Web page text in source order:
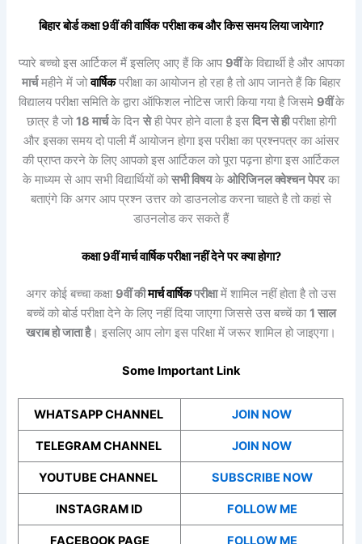
बिहार बोर्ड कक्षा 9वीं कीवार्षिक परीक्षा कब और किस समय लिया जायेगा?
प्यारे बच्चो इस आर्टिकल मैं इसलिए आए हैं कि आप 9वींके विद्यार्थी है और आपका
मार्चमहीने में जोवार्षिकपरीक्षा का आयोजन हो रहा है तो आप जानते हैं कि बिहार
विद्यालय परीक्षा समिति के द्वारा ऑफिशल नोटिस जारी किया गया है जिसमे 9वींके
छात्र है जो18 मार्चके दिन सेही पेपर होने वाला है इस दिनसेहीपरीक्षा होगी
और इसका समय दो पाली मैं आयोजन होगा इस परीक्षा का प्रश्नपत्र का आंसर
की प्राप्त करने के लिए आपको इस आर्टिकल को पूरा पढ़ना होगा इस आर्टिकल
के माध्यम से आप सभी विद्यार्थियों कोसभी विषयकेओरिजिनल क्वेश्चन पेपरका
बताएंगे कि अगर आप प्रश्न उत्तर को डाउनलोड करना चाहते है तो कहां से
डाउनलोड कर सकते हैं
कक्षा 9वींमार्चवार्षिकपरीक्षा नहीं देने पर क्या होगा?
अगर कोई बच्चा कक्षा 9वीं कीमार्चवार्षिकपरीक्षामें शामिल नहीं होता है तो उस
बच्चें को बोर्ड परीक्षा देने के लिए नहीं दिया जाएगा जिससे उस बच्चें का1 साल
खराब हो जाता है। इसलिए आप लोग इस परिक्षा में जरूर शामिल हो जाइएगा।
Some Important Link
WHATSAPP CHANNEL JOIN NOW
TELEGRAM CHANNEL JOIN NOW
YOUTUBE CHANNEL SUBSCRIBE NOW
INSTAGRAM ID FOLLOW ME
FACEBOOK PAGE FOLLOW ME